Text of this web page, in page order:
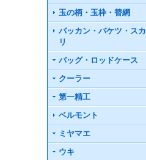
玉の柄・玉枠・替網
バッカン・バケツ・スカ
リ
バッグ・ロッドケース
クーラー
第一精工
ベルモント
ミヤマエ
ウキ